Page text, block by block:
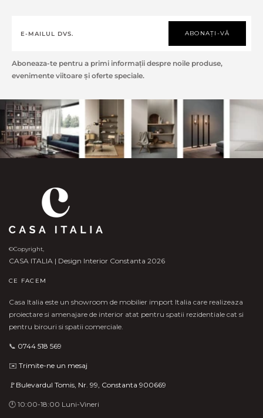
ABONAȚI-VĂ
Aboneaza-te pentru a primi informații despre noile produse,
evenimente viitoare și oferte speciale.
©Copyright,
CASA ITALIA | Design Interior Constanta 2026
CE FACEM
Casa Italia este un showroom de mobilier import Italia care realizeaza
proiectare si amenajare de interior atat pentru spatii rezidentiale cat si
pentru birouri si spatii comerciale.
📞 0744 518 569
✉️ Trimite-ne un mesaj
🚩Bulevardul Tomis, Nr. 99, Constanta 900669
🕛 10:00-18:00 Luni-Vineri